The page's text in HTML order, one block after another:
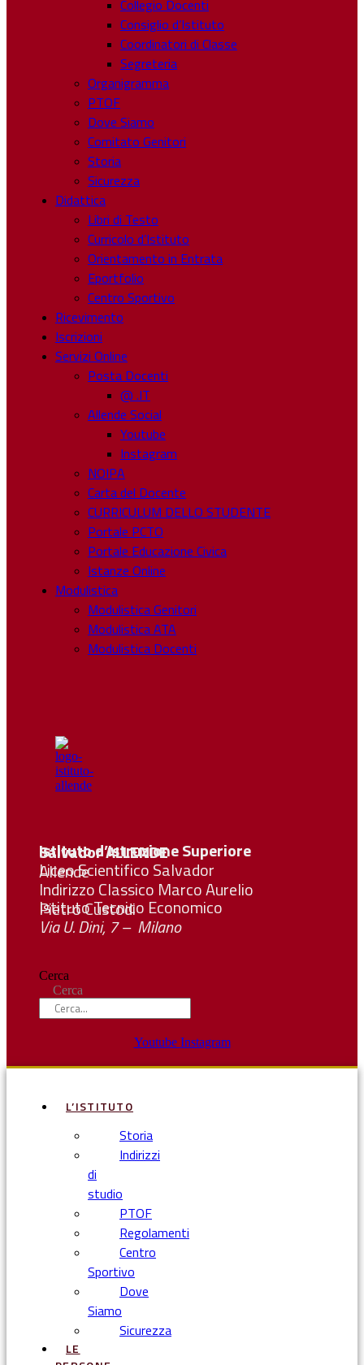
Collegio Docenti
Consiglio d’Istituto
Coordinatori di Classe
Segreteria
Organigramma
PTOF
Dove Siamo
Comitato Genitori
Storia
Sicurezza
Didattica
Libri di Testo
Curricolo d’Istituto
Orientamento in Entrata
Eportfolio
Centro Sportivo
Ricevimento
Iscrizioni
Servizi Online
Posta Docenti
@ .IT
Allende Social
Youtube
Instagram
NOIPA
Carta del Docente
CURRICULUM DELLO STUDENTE
Portale PCTO
Portale Educazione Civica
Istanze Online
Modulistica
Modulistica Genitori
Modulistica ATA
Modulistica Docenti
Istituto d’Istruzione Superiore SalvadorALLENDE
Liceo Scientifico Salvador Allende
Indirizzo Classico Marco Aurelio
Istituto Tecnico Economico Pietro Custodi
Via U. Dini, 7 – Milano
Cerca
Cerca
Youtube Instagram
L’ISTITUTO
Storia
Indirizzi
di
studio
PTOF
Regolamenti
Centro
Sportivo
Dove
Siamo
Sicurezza
LE